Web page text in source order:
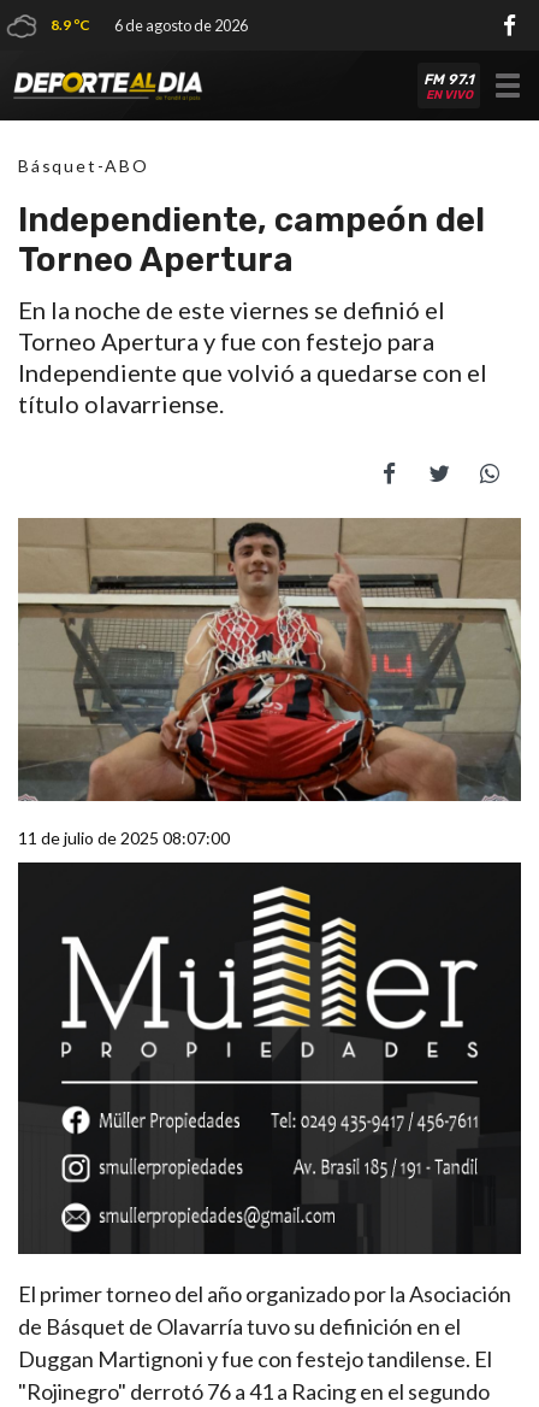
8.9 ºC 6 de agosto de 2026
FM 97.1
EN VIVO
Básquet-ABO
Independiente, campeón del
Torneo Apertura
En la noche de este viernes se definió el
Torneo Apertura y fue con festejo para
Independiente que volvió a quedarse con el
título olavarriense.
11 de julio de 2025 08:07:00
El primer torneo del año organizado por la Asociación
de Básquet de Olavarría tuvo su definición en el
Duggan Martignoni y fue con festejo tandilense. El
"Rojinegro" derrotó 76 a 41 a Racing en el segundo